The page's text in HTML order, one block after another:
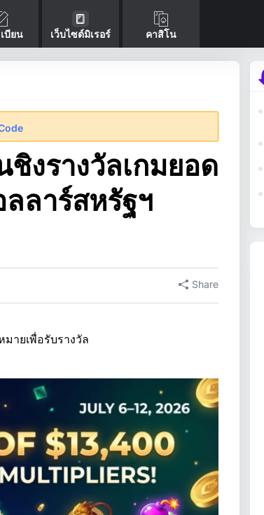
บียน เว็บไซต์มิเรอร์ คาสิโน
งรางวัลเกมยอด
ลาร์สหรัฐฯ
Share
ายเพื่อรับรางวัล